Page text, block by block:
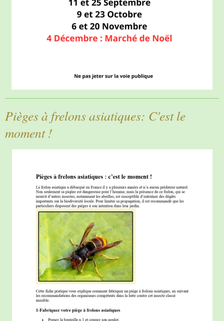
Pièges à frelons asiatiques: C'est le
moment !